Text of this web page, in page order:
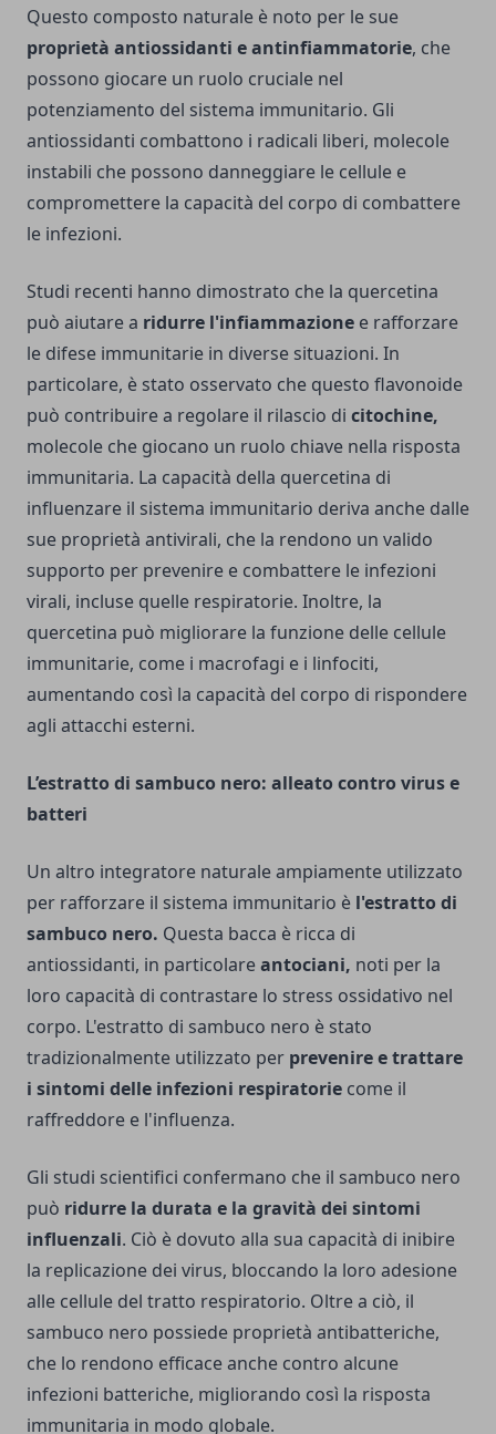
Questo composto naturale è noto per le sue
proprietà antiossidanti e antinfiammatorie, che
possono giocare un ruolo cruciale nel
potenziamento del sistema immunitario. Gli
antiossidanti combattono i radicali liberi, molecole
instabili che possono danneggiare le cellule e
compromettere la capacità del corpo di combattere
le infezioni.
Studi recenti hanno dimostrato che la quercetina
può aiutare a ridurre l'infiammazione e rafforzare
le difese immunitarie in diverse situazioni. In
particolare, è stato osservato che questo flavonoide
può contribuire a regolare il rilascio di citochine,
molecole che giocano un ruolo chiave nella risposta
immunitaria. La capacità della quercetina di
influenzare il sistema immunitario deriva anche dalle
sue proprietà antivirali, che la rendono un valido
supporto per prevenire e combattere le infezioni
virali, incluse quelle respiratorie. Inoltre, la
quercetina può migliorare la funzione delle cellule
immunitarie, come i macrofagi e i linfociti,
aumentando così la capacità del corpo di rispondere
agli attacchi esterni.
L’estratto di sambuco nero: alleato contro virus e
batteri
Un altro integratore naturale ampiamente utilizzato
per rafforzare il sistema immunitario è l'estratto di
sambuco nero. Questa bacca è ricca di
antiossidanti, in particolareantociani, noti per la
loro capacità di contrastare lo stress ossidativo nel
corpo. L'estratto di sambuco nero è stato
tradizionalmente utilizzato per prevenire e trattare
i sintomi delle infezioni respiratorie come il
raffreddore e l'influenza.
Gli studi scientifici confermano che il sambuco nero
può ridurre la durata e la gravità dei sintomi
influenzali. Ciò è dovuto alla sua capacità di inibire
la replicazione dei virus, bloccando la loro adesione
alle cellule del tratto respiratorio. Oltre a ciò, il
sambuco nero possiede proprietà antibatteriche,
che lo rendono efficace anche contro alcune
infezioni batteriche, migliorando così la risposta
immunitaria in modo globale.